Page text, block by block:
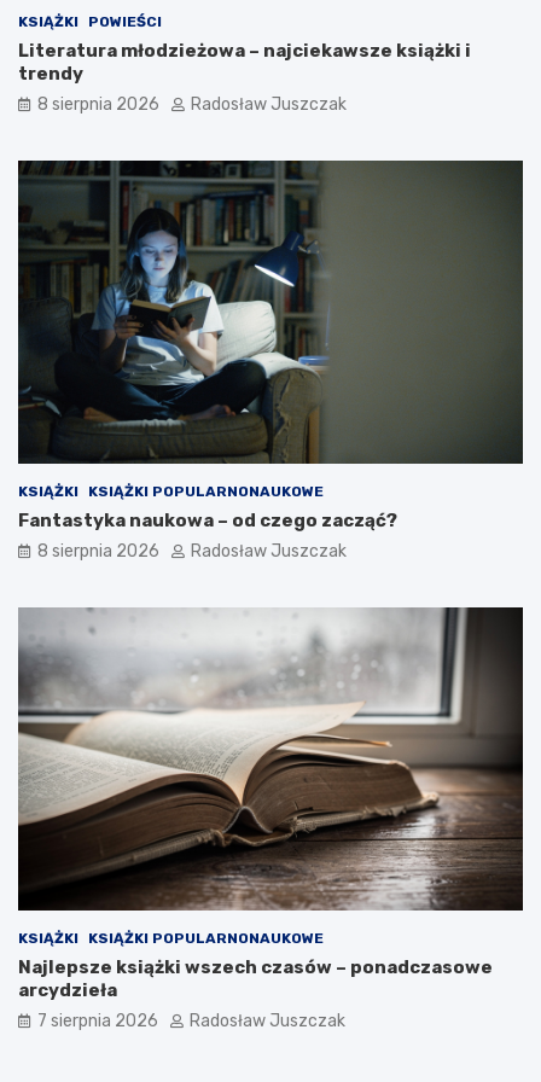
e
d
z
i
e
KSIĄŻKI POWIEŚCI
Literatura młodzieżowa – najciekawsze książki i
trendy
8 sierpnia 2026 Radosław Juszczak
KSIĄŻKI KSIĄŻKI POPULARNONAUKOWE
Fantastyka naukowa – od czego zacząć?
8 sierpnia 2026 Radosław Juszczak
KSIĄŻKI KSIĄŻKI POPULARNONAUKOWE
Najlepsze książki wszech czasów – ponadczasowe
arcydzieła
7 sierpnia 2026 Radosław Juszczak